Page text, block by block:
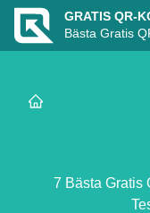
GRATIS QR-
Bästa Gratis
7 Bästa Gratis